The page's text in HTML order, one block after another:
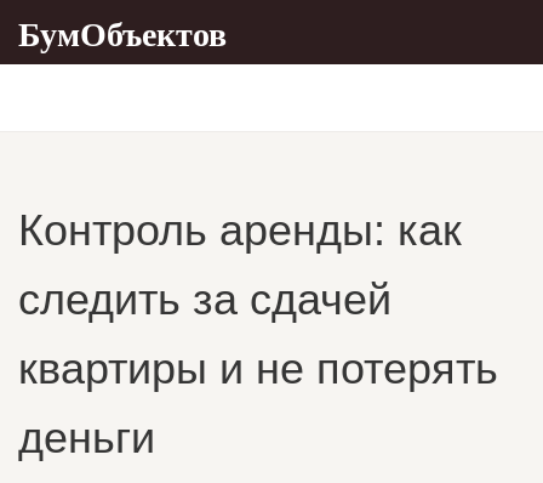
БумОбъектов
Контроль аренды: как
следить за сдачей
квартиры и не потерять
деньги